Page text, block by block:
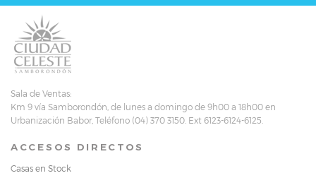
Sala de Ventas:
Km 9 vía Samborondón, de lunes a domingo de 9h00 a 18h00 en
Urbanización Babor, Teléfono (04) 370 3150. Ext 6123-6124-6125.
ACCESOS DIRECTOS
Casas en Stock